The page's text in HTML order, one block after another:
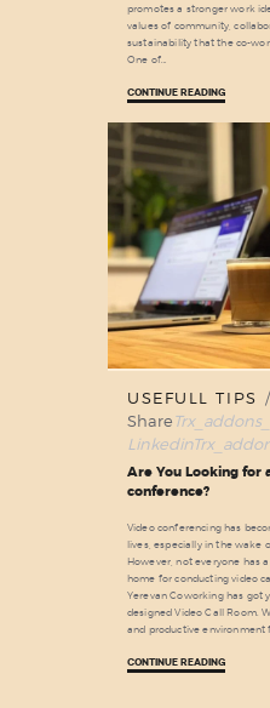
promotes a stronger work
values of community,
sustainability that the co-
One of…
CONTINUE READING
USEFULL TIPS
Share
Linkedin
Are You Looking for
conference?
Video conferencing has
lives, especially in the wake
However, not everyone has
home for conducting video
Yerevan Coworking has got
designed Video Call Room.
and productive environment
CONTINUE READING